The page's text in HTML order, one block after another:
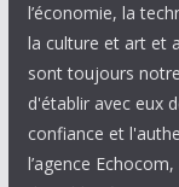
l’économie, la
la culture et art et
sont toujours
d'établir avec eux
confiance et
l’agence